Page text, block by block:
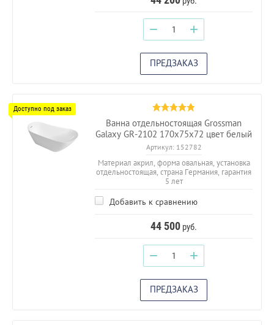
− +
ПРЕДЗАКАЗ
Ванна отдельностоящая Grossman
Galaxy GR-2102 170х75х72 цвет белый
Артикул:152782
Материал акрил, форма овальная, установка
отдельностоящая, страна Германия, гарантия
5 лет
Добавить к сравнению
44 500 руб.
− +
ПРЕДЗАКАЗ